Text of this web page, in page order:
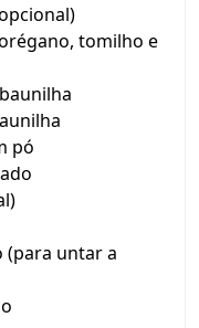
tomilho e
pó
(para untar a